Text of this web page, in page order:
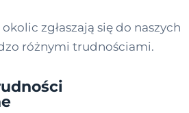
zgłaszają się do naszych
różnymi trudnościami.